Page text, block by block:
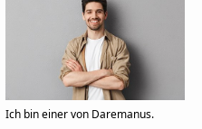
Ich bin einer von Daremanus.